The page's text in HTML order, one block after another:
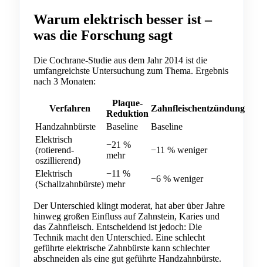
Warum elektrisch besser ist –
was die Forschung sagt
Die Cochrane-Studie aus dem Jahr 2014 ist die
umfangreichste Untersuchung zum Thema. Ergebnis
nach 3 Monaten:
Verfahren
Plaque-
Reduktion
Zahnfleischentzündung
Handzahnbürste
Baseline
Baseline
Elektrisch
(rotierend-
oszillierend)
−21 %
mehr
−11 % weniger
Elektrisch
(Schallzahnbürste)
−11 %
mehr
−6 % weniger
Der Unterschied klingt moderat, hat aber über Jahre
hinweg großen Einfluss auf Zahnstein, Karies und
das Zahnfleisch. Entscheidend ist jedoch: Die
Technik macht den Unterschied. Eine schlecht
geführte elektrische Zahnbürste kann schlechter
abschneiden als eine gut geführte Handzahnbürste.